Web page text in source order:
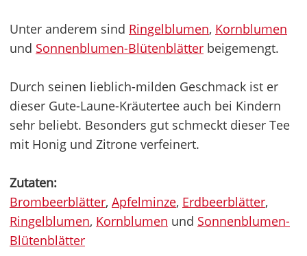
Unter anderem sind Ringelblumen, Kornblumen
und Sonnenblumen-Blütenblätter beigemengt.
Durch seinen lieblich-milden Geschmack ist er
dieser Gute-Laune-Kräutertee auch bei Kindern
sehr beliebt. Besonders gut schmeckt dieser Tee
mit Honig und Zitrone verfeinert.
Zutaten:
Brombeerblätter, Apfelminze, Erdbeerblätter,
Ringelblumen, Kornblumen und Sonnenblumen-
Blütenblätter